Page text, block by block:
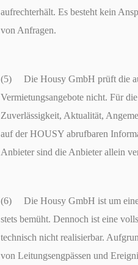
aufrechterhält. Es besteht kein
von Anfragen.
(5) Die Housy GmbH prüft die
Vermietungsangebote nicht. Für
Zuverlässigkeit, Aktualität,
auf der HOUSY abrufbaren
Anbieter sind die Anbieter allein
(6) Die Housy GmbH ist um
stets bemüht. Dennoch ist eine
technisch nicht realisierbar.
von Leitungsengpässen und